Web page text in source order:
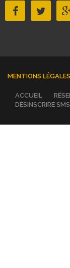
MENTIONS LÉGALES
ACCUEIL
DÉSINSCRIRE SMS